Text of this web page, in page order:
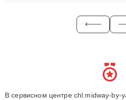
В сервисном центре chl.midway-by-